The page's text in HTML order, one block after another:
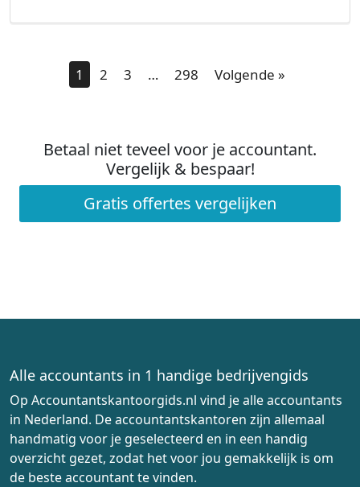
1 2 3 … 298 Volgende »
Betaal niet teveel voor je accountant.
Vergelijk & bespaar!
Gratis offertes vergelijken
Alle accountants in 1 handige bedrijvengids
Op Accountantskantoorgids.nl vind je alle accountants
in Nederland. De accountantskantoren zijn allemaal
handmatig voor je geselecteerd en in een handig
overzicht gezet, zodat het voor jou gemakkelijk is om
de beste accountant te vinden.